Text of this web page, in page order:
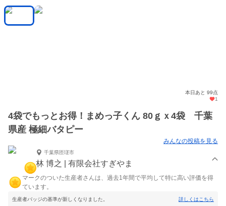
本日あと 99点
1
4袋でもっとお得！まめっ子くん 80ｇｘ4袋 千葉
県産 極細バタピー
みんなの投稿を見る
千葉県匝瑳市
林 博之 | 有限会社すぎやま
マークのついた生産者さんは、過去1年間で平均して特に高い評価を得
ています。
生産者バッジの基準が新しくなりました。 詳しくはこちら